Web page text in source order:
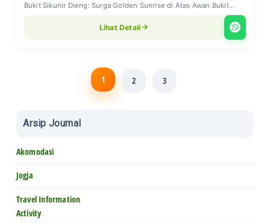
Bukit Sikunir Dieng: Surga Golden Sunrise di Atas Awan Bukit...
Lihat Detail
1 2 3
Arsip Journal
Akomodasi
Jogja
Travel Information
Activity